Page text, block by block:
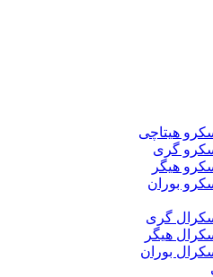
هیتاچی
گری
هیگر
بوران
گری
هیگر
بوران